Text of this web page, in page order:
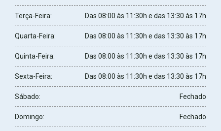
Terça-Feira: Das 08:00 às 11:30h e das 13:30 às 17h
Quarta-Feira: Das 08:00 às 11:30h e das 13:30 às 17h
Quinta-Feira: Das 08:00 às 11:30h e das 13:30 às 17h
Sexta-Feira: Das 08:00 às 11:30h e das 13:30 às 17h
Sábado: Fechado
Domingo: Fechado